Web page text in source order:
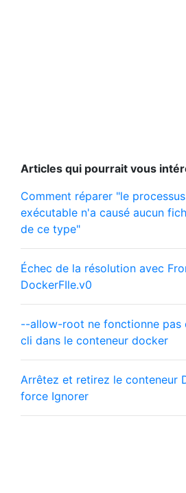
Articles qui pourrait vous
Comment réparer "le
exécutable n'a causé aucun
de ce type"
Échec de la résolution avec
DockerFIle.v0
--allow-root ne fonctionne pas
cli dans le conteneur docker
Arrêtez et retirez le conteneur
force Ignorer